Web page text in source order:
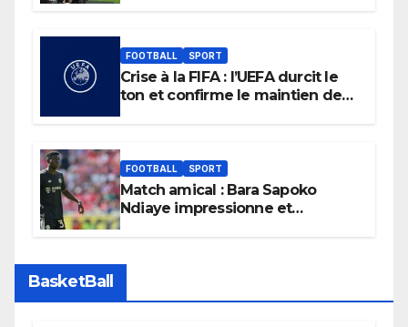
FOOTBALL SPORT
Crise à la FIFA : l’UEFA durcit le
ton et confirme le maintien de
FOOTBALL SPORT
Match amical : Bara Sapoko
Ndiaye impressionne et
BasketBall